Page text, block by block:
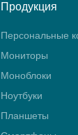
Продукция
Персональные
Мониторы
Моноблоки
Ноутбуки
Планшеты